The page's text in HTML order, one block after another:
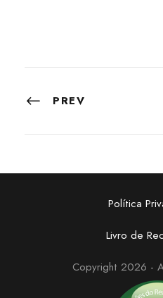
PREV
Política
Livro de
Copyright 2026 -